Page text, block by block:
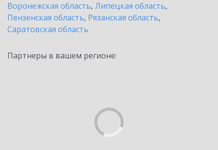
Воронежская область, Липецкая область,
Пензенская область, Рязанская область,
Саратовская область
Партнеры в вашем регионе: